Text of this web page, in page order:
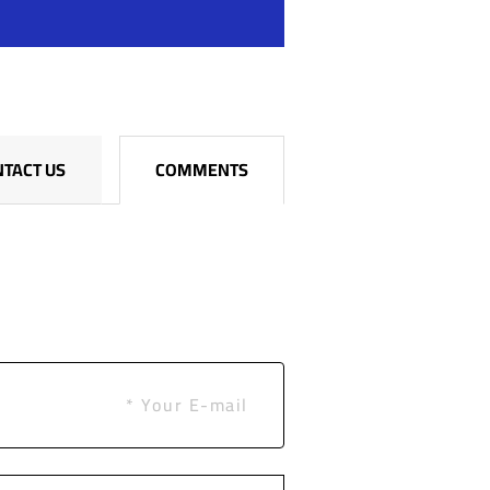
COMMENTS
US